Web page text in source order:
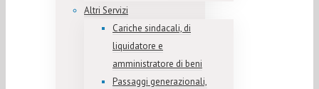
Altri Servizi
Cariche sindacali, di
liquidatore e
amministratore di beni
Passaggi generazionali,